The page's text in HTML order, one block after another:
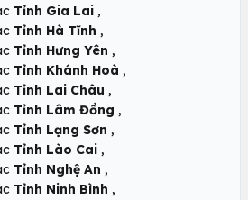
Tỉnh Gia Lai ,
Tỉnh Hà Tĩnh ,
Tỉnh Hưng Yên ,
Tỉnh Khánh Hoà ,
Tỉnh Lai Châu ,
Tỉnh Lâm Đồng ,
Tỉnh Lạng Sơn ,
Tỉnh Lào Cai ,
Tỉnh Nghệ An ,
Tỉnh Ninh Bình ,